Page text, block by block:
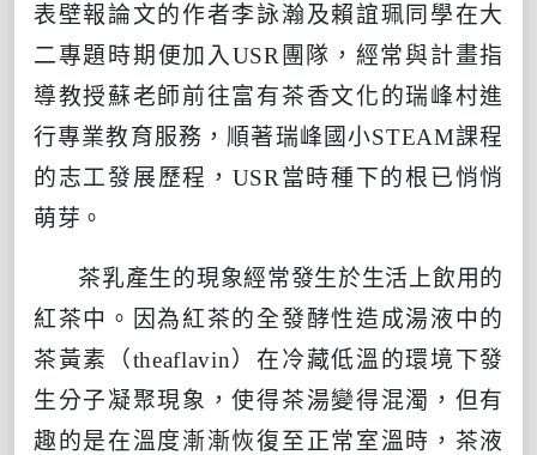
表壁報論文的作者李詠瀚及賴誼珮同學在大
二專題時期便加入 USR 團隊，經常與計畫指
導教授蘇老師前往富有茶香文化的瑞峰村進
行專業教育服務，順著瑞峰國小STEAM課程
的志工發展歷程， USR 當時種下的根已悄悄
萌芽。
茶乳產生的現象經常發生於生活上飲用的
紅茶中。因為紅茶的全發酵性造成湯液中的
茶黃素（theaflavin）在冷藏低溫的環境下發
生分子凝聚現象，使得茶湯變得混濁，但有
趣的是在溫度漸漸恢復至正常室溫時，茶液